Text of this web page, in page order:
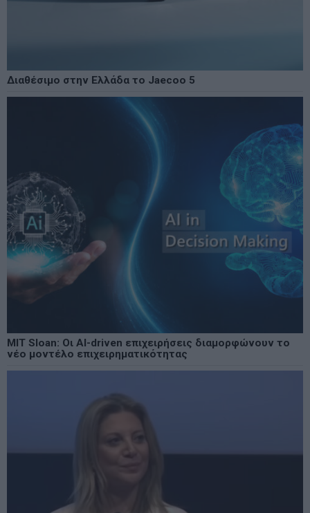
Διαθέσιμο στην Ελλάδα το Jaecoo 5
MIT Sloan: Οι AI-driven επιχειρήσεις διαμορφώνουν το
νέο μοντέλο επιχειρηματικότητας